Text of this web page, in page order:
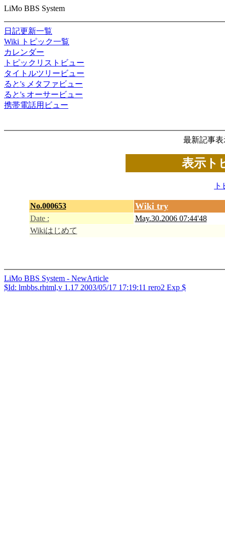
LiMo BBS System
日記更新一覧
Wiki トピック一覧
カレンダー
トピックリストビュー
タイトルツリービュー
ると's メタファビュー
ると's オーサービュー
携帯電話用ビュー
最新記事
表示ト
No.000653 Wiki try
Date :
May.30.2006 07:44'48
Wikiはじめて
LiMo BBS System - NewArticle
$Id: lmbbs.rhtml,v 1.17 2003/05/17 17:19:11 rero2 Exp $